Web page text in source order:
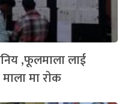
,फूलमाला लाई
मा राेक